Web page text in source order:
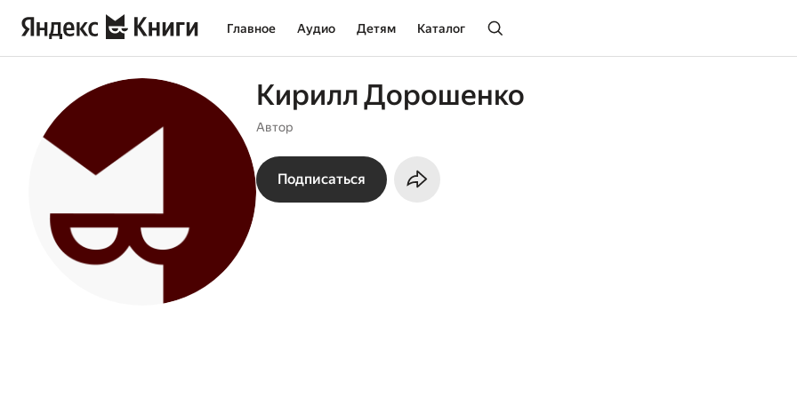
Главное Аудио Детям Каталог
Кирилл Дорошенко
Автор
Подписаться